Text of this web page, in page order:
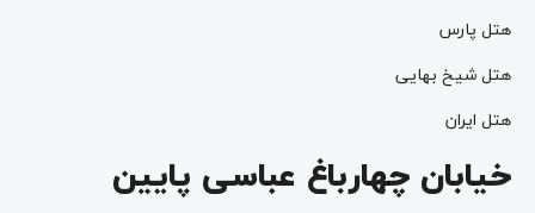
هتل پارس
هتل شیخ بهایی
هتل ایران
خیابان چهارباغ عباسی پایین